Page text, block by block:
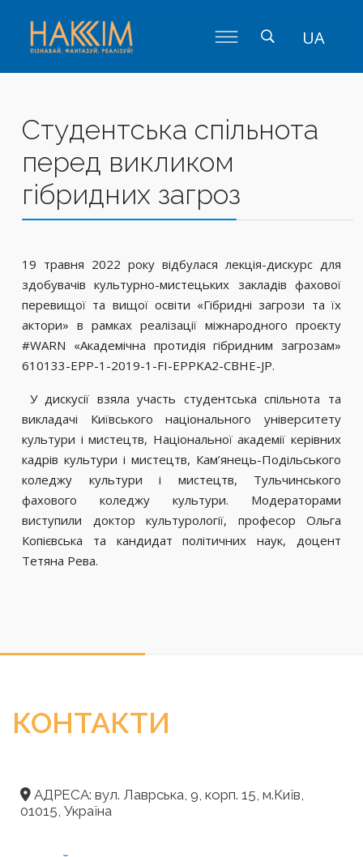
UA
Студентська спільнота
перед викликом
гібридних загроз
19 травня 2022 року відбулася лекція-дискурс для
здобувачів культурно-мистецьких закладів фахової
перевищої та вищої освіти «Гібридні загрози та їх
актори» в рамках реалізації міжнародного проєкту
#WARN «Академічна протидія гібридним загрозам»
610133-EPP-1-2019-1-FI-EPPKA2-CBHE-JP.
У дискусії взяла участь студентська спільнота та
викладачі Київського національного університету
культури і мистецтв, Національної академії керівних
кадрів культури і мистецтв, Кам’янець-Подільського
коледжу культури і мистецтв, Тульчинського
фахового коледжу культури. Модераторами
виступили доктор культурології, професор Ольга
Копієвська та кандидат політичних наук, доцент
Тетяна Рева.
КОНТАКТИ
АДРЕСА: вул. Лаврська, 9, корп. 15, м.Київ,
01015, Україна